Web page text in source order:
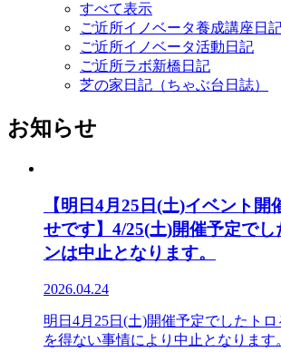
すべて表示
ご近所イノベータ養成講座日
ご近所イノベータ活動日記
ご近所ラボ新橋日記
芝の家日記（ちゃぶ台日誌）
お知らせ
【明日4月25日(土)イベント開
せです】4/25(土)開催予定で
ンは中止となります。
2026.04.24
明日4月25日(土)開催予定でしたト
を得ない事情により中止となります